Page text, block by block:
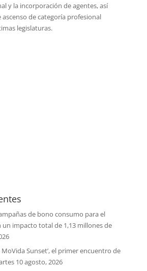
y la incorporación de agentes, así
de categoría profesional
legislaturas.
de bono consumo para el
impacto total de 1,13 millones de
MoVida Sunset’, el primer encuentro de
10 agosto, 2026